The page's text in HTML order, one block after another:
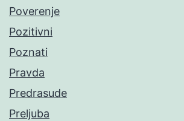
Poverenje
Pozitivni
Poznati
Pravda
Predrasude
Preljuba